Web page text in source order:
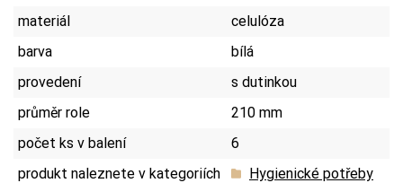
materiál
celulóza
barva
bílá
provedení
s dutinkou
průměr role
210 mm
počet ks v balení
6
produkt naleznete v kategoriích
Hygienické potřeby